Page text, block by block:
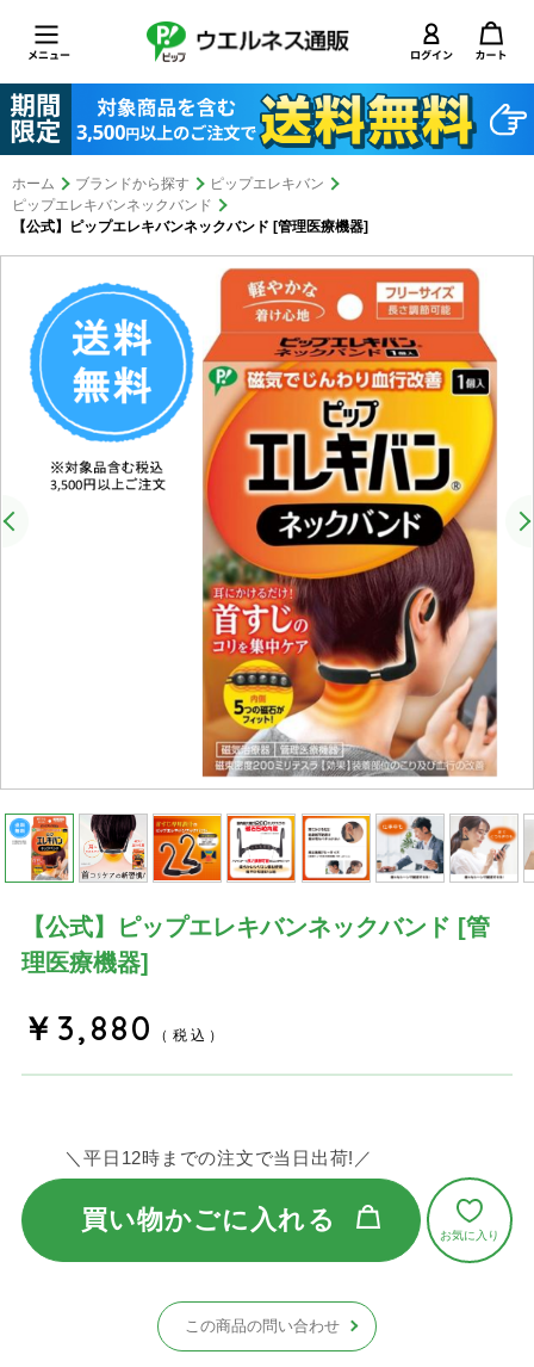
ホーム ブランドから探す
ピップエレキバン
ピップエレキバンネックバンド
【公式】ピップエレキバンネックバンド [管理医療機器]
【公式】ピップエレキバンネックバンド [管
理医療機器]
＼平日12時までの注文で当日出荷!／
￥3,880 （税込）
買い物かごに入れる
この商品の問い合わせ